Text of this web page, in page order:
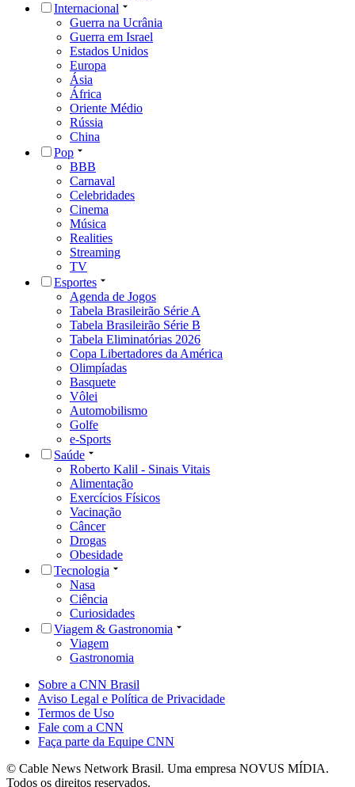
Internacional
Guerra na Ucrânia
Guerra em Israel
Estados Unidos
Europa
Ásia
África
Oriente Médio
Rússia
China
Pop
BBB
Carnaval
Celebridades
Cinema
Música
Realities
Streaming
TV
Esportes
Agenda de Jogos
Tabela Brasileirão Série A
Tabela Brasileirão Série B
Tabela Eliminatórias 2026
Copa Libertadores da América
Olimpíadas
Basquete
Vôlei
Automobilismo
Golfe
e-Sports
Saúde
Roberto Kalil - Sinais Vitais
Alimentação
Exercícios Físicos
Vacinação
Câncer
Drogas
Obesidade
Tecnologia
Nasa
Ciência
Curiosidades
Viagem & Gastronomia
Viagem
Gastronomia
Sobre a CNN Brasil
Aviso Legal e Política de Privacidade
Termos de Uso
Fale com a CNN
Faça parte da Equipe CNN
© Cable News Network Brasil. Uma empresa NOVUS MÍDIA.
Todos os direitos reservados.